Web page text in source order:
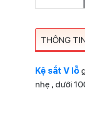
THÔNG
Kệ sắt V lỗ
nhẹ , dưới